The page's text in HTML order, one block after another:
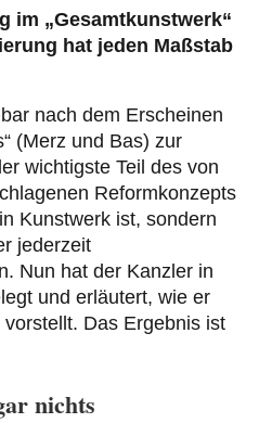
im „Gesamtkunstwerk“
hat jeden Maßstab
nach dem Erscheinen
(Merz und Bas) zur
wichtigste Teil des von
Reformkonzepts
Kunstwerk ist, sondern
jederzeit
Nun hat der Kanzler in
und erläutert, wie er
Das Ergebnis ist
nichts